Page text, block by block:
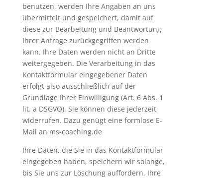
benutzen, werden Ihre Angaben an uns
übermittelt und gespeichert, damit auf
diese zur Bearbeitung und Beantwortung
Ihrer Anfrage zurückgegriffen werden
kann. Ihre Daten werden nicht an Dritte
weitergegeben. Die Verarbeitung in das
Kontaktformular eingegebener Daten
erfolgt also ausschließlich auf der
Grundlage Ihrer Einwilligung (Art. 6 Abs. 1
lit. a DSGVO). Sie können diese jederzeit
widerrufen. Dazu genügt eine formlose E-
Mail an ms-coaching.de
Ihre Daten, die Sie in das Kontaktformular
eingegeben haben, speichern wir solange,
bis Sie uns zur Löschung auffordern, Ihre